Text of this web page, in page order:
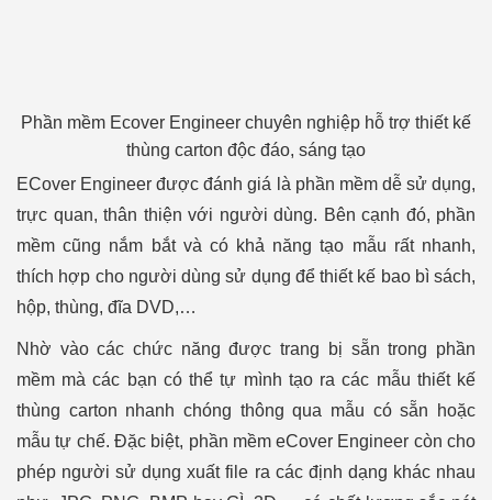
Phần mềm Ecover Engineer chuyên nghiệp hỗ trợ thiết kế
thùng carton độc đáo, sáng tạo
ECover Engineer được đánh giá là phần mềm dễ sử dụng,
trực quan, thân thiện với người dùng. Bên cạnh đó, phần
mềm cũng nắm bắt và có khả năng tạo mẫu rất nhanh,
thích hợp cho người dùng sử dụng để thiết kế bao bì sách,
hộp, thùng, đĩa DVD,…
Nhờ vào các chức năng được trang bị sẵn trong phần
mềm mà các bạn có thể tự mình tạo ra các mẫu thiết kế
thùng carton nhanh chóng thông qua mẫu có sẵn hoặc
mẫu tự chế. Đặc biệt, phần mềm eCover Engineer còn cho
phép người sử dụng xuất file ra các định dạng khác nhau